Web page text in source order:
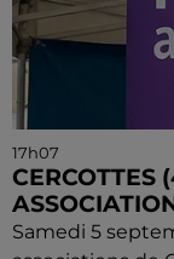
17h07
CERCOTTES
Samedi 5